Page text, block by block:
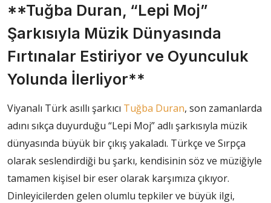
**Tuğba Duran, “Lepi Moj”
Şarkısıyla Müzik Dünyasında
Fırtınalar Estiriyor ve Oyunculuk
Yolunda İlerliyor**
Viyanalı Türk asıllı şarkıcı Tuğba Duran, son zamanlarda
adını sıkça duyurduğu “Lepi Moj” adlı şarkısıyla müzik
dünyasında büyük bir çıkış yakaladı. Türkçe ve Sırpça
olarak seslendirdiği bu şarkı, kendisinin söz ve müziğiyle
tamamen kişisel bir eser olarak karşımıza çıkıyor.
Dinleyicilerden gelen olumlu tepkiler ve büyük ilgi,